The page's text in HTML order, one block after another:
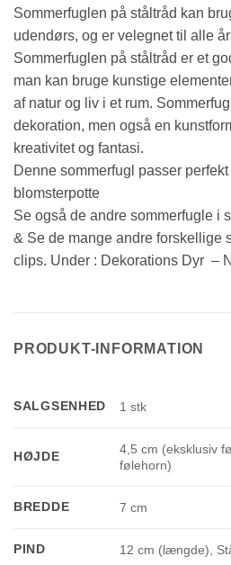
Sommerfuglen på ståltråd kan
udendørs, og er velegnet til alle
Sommerfuglen på ståltråd er et
man kan bruge kunstige
af natur og liv i et rum.
dekoration, men også en
kreativitet og fantasi.
Denne sommerfugl passer
blomsterpotte
Se også de andre sommerfugle i
& Se de mange andre forskellige
clips. Under : Dekorations Dyr –
PRODUKT-INFORMATION
SALGSENHED 1 stk
HØJDE
4,5 cm (eksklusiv
følehorn)
BREDDE 7 cm
PIND 12 cm (længde),